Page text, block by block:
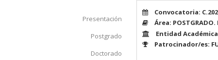
Presentación
Postgrado
Doctorado
Convocatoria:
Área: POSTGRADO.
Entidad
Patrocinador/es: